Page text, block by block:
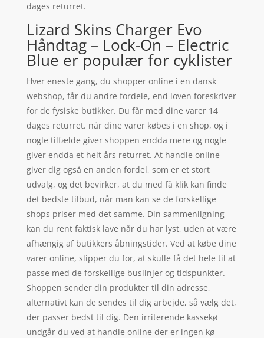
dages returret.
Lizard Skins Charger Evo
Håndtag – Lock-On – Electric
Blue er populær for cyklister
Hver eneste gang, du shopper online i en dansk
webshop, får du andre fordele, end loven foreskriver
for de fysiske butikker. Du får med dine varer 14
dages returret. når dine varer købes i en shop, og i
nogle tilfælde giver shoppen endda mere og nogle
giver endda et helt års returret. At handle online
giver dig også en anden fordel, som er et stort
udvalg, og det bevirker, at du med få klik kan finde
det bedste tilbud, når man kan se de forskellige
shops priser med det samme. Din sammenligning
kan du rent faktisk lave når du har lyst, uden at være
afhængig af butikkers åbningstider. Ved at købe dine
varer online, slipper du for, at skulle få det hele til at
passe med de forskellige buslinjer og tidspunkter.
Shoppen sender din produkter til din adresse,
alternativt kan de sendes til dig arbejde, så vælg det,
der passer bedst til dig. Den irriterende kassekø
undgår du ved at handle online der er ingen kø